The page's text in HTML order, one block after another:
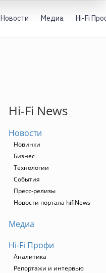
Новости Медиа Hi-Fi
Hi-Fi News
Новости
Новинки
Бизнес
Технологии
События
Пресс-релизы
Новости портала hifiNews
Медиа
Hi-Fi Профи
Аналитика
Репортажи и интервью